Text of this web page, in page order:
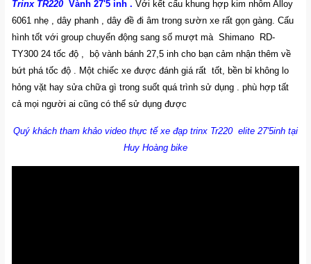
Trinx TR220 Vành 27'5 inh . Với kết cấu khung hợp kim nhôm Alloy
6061 nhẹ , dây phanh , dây đề đi âm trong sườn xe rất gọn gàng. Cấu
hình tốt với group chuyển động sang số mượt mà Shimano RD-
TY300 24 tốc độ , bộ vành bánh 27,5 inh cho bạn cảm nhận thêm về
bứt phá tốc độ . Một chiếc xe được đánh giá rất tốt, bền bỉ không lo
hỏng vặt hay sửa chữa gì trong suốt quá trình sử dụng . phù hợp tất
cả mọi người ai cũng có thể sử dụng được
Quý khách tham khảo video thực tế xe đạp trinx Tr220 elite 27'5inh tại
Huy Hoàng bike